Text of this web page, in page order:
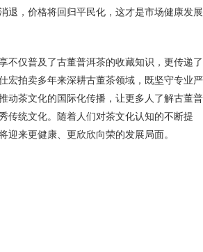
退，价格将回归平民化，这才是市场健康发展
不仅普及了古董普洱茶的收藏知识，更传递了
宏拍卖多年来深耕古董茶领域，既坚守专业严
动茶文化的国际化传播，让更多人了解古董普
传统文化。随着人们对茶文化认知的不断提
迎来更健康、更欣欣向荣的发展局面。